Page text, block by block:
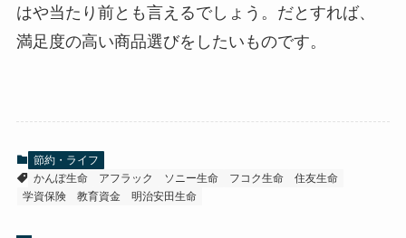
はや当たり前とも言えるでしょう。だとすれば、
満足度の高い商品選びをしたいものです。
節約・ライフ
かんぽ生命
アフラック ソニー生命 フコク生命
住友生命
学資保険
教育資金 明治安田生命